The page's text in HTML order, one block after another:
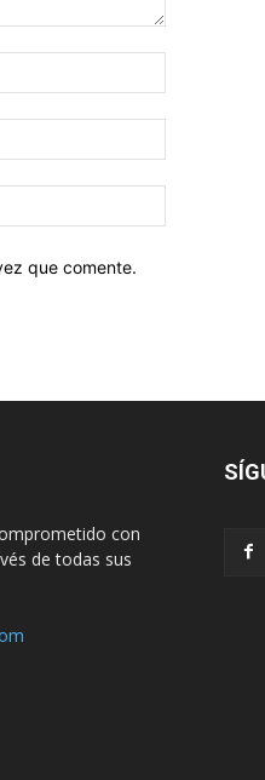
electrónico:*
web:
que comente.
con
de todas sus